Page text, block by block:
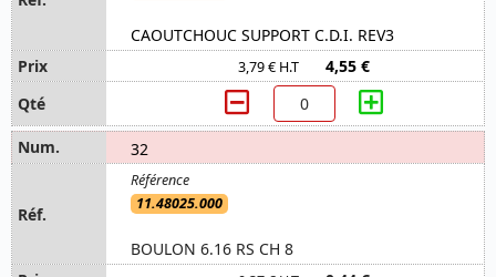
CAOUTCHOUC SUPPORT C.D.I. REV3
3,79 € H.T 4,55 €
32
11.48025.000
BOULON 6.16 RS CH 8